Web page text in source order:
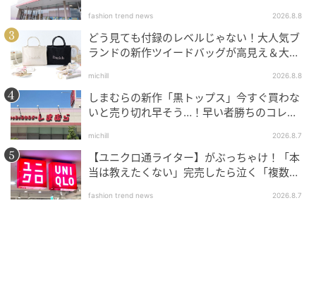
fashion trend news 2026.8.8
どう見ても付録のレベルじゃない！大人気ブ
ランドの新作ツイードバッグが高見え＆大容
michill 2026.8.8
しまむらの新作「黒トップス」今すぐ買わな
いと売り切れ早そう…！早い者勝ちのコレ買
michill 2026.8.7
【ユニクロ通ライター】がぶっちゃけ！「本
当は教えたくない」完売したら泣く「複数買
fashion trend news 2026.8.7